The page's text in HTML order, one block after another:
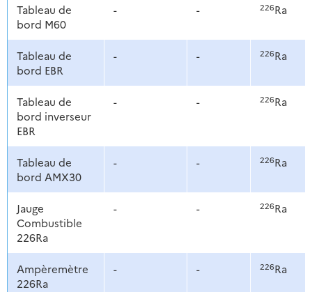
Tableau de
bord M60
- - 226Ra
Tableau de
bord EBR
- - 226Ra
Tableau de
bord inverseur
EBR
- - 226Ra
Tableau de
bord AMX30
- - 226Ra
Jauge
Combustible
226Ra
- - 226Ra
Ampèremètre
226Ra
- - 226Ra